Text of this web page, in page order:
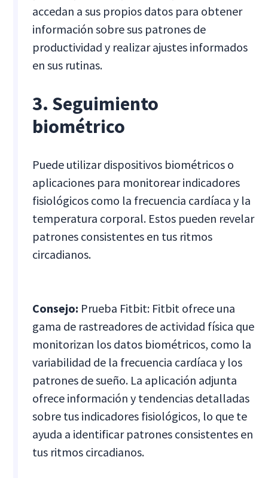
accedan a sus propios datos para obtener
información sobre sus patrones de
productividad y realizar ajustes informados
en sus rutinas.
3. Seguimiento
biométrico
Puede utilizar dispositivos biométricos o
aplicaciones para monitorear indicadores
fisiológicos como la frecuencia cardíaca y la
temperatura corporal. Estos pueden revelar
patrones consistentes en tus ritmos
circadianos.
Consejo: Prueba Fitbit: Fitbit ofrece una
gama de rastreadores de actividad física que
monitorizan los datos biométricos, como la
variabilidad de la frecuencia cardíaca y los
patrones de sueño. La aplicación adjunta
ofrece información y tendencias detalladas
sobre tus indicadores fisiológicos, lo que te
ayuda a identificar patrones consistentes en
tus ritmos circadianos.